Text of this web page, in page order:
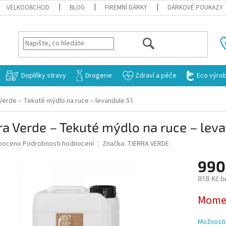
VELKOOBCHOD BLOG FIREMNÍ DÁRKY DÁRKOVÉ POUKAZY
HLEDAT
Doplňky stravy Drogerie Zdraví a péče Eco
– Tekuté mýdlo na ruce – levandule 5 l
Verde – Tekuté mýdlo na ruce –
Podrobnosti hodnocení Značka: TIERRA VERDE
818 Kč
cena: